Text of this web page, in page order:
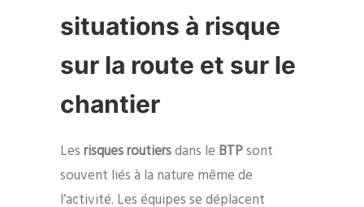
situations à risque
sur la route et sur le
chantier
Lesrisques routiersdans le BTPsont
souvent liés à la nature même de
l’activité. Les équipes se déplacent